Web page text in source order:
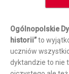
Ogólnopolskie
historii”to
uczniów
dyktandzie to nie